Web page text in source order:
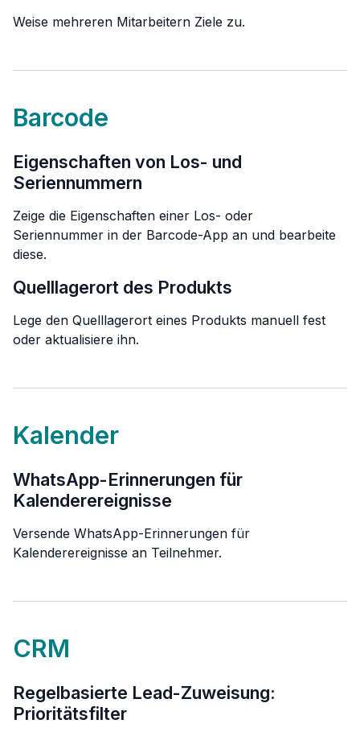
Weise mehreren Mitarbeitern Ziele zu.
Barcode
Eigenschaften von Los- und
Seriennummern
Zeige die Eigenschaften einer Los- oder
Seriennummer in der Barcode-App an und bearbeite
diese.
Quelllagerort des Produkts
Lege den Quelllagerort eines Produkts manuell fest
oder aktualisiere ihn.
Kalender
WhatsApp-Erinnerungen für
Kalenderereignisse
Versende WhatsApp-Erinnerungen für
Kalenderereignisse an Teilnehmer.
CRM
Regelbasierte Lead-Zuweisung:
Prioritätsfilter